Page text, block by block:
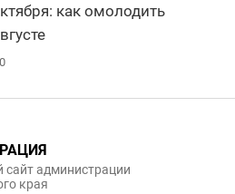
как омолодить
администрации
края